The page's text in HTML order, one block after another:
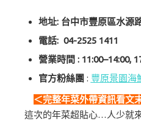
地址: 台中市豐原區水源
電話: 04-2525 1411
營業時間 : 11:00–14:00,
官方粉絲團 : 豐原景園海
＜完整年菜外帶資訊看文
這次的年菜超貼心…人少就